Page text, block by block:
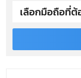
เลือกมือถือที่ต้